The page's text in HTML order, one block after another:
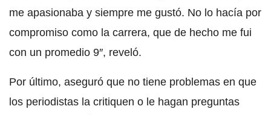
me apasionaba y siempre me gustó. No lo hacía por
compromiso como la carrera, que de hecho me fui
con un promedio 9″, reveló.
Por último, aseguró que no tiene problemas en que
los periodistas la critiquen o le hagan preguntas